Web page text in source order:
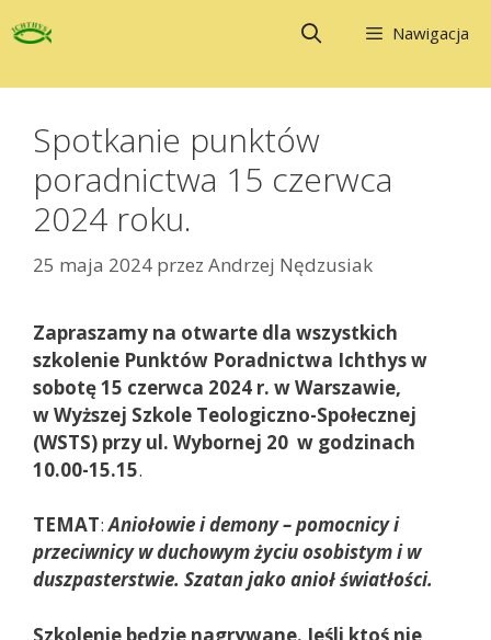
do
Nawigacja
Spotkanie punktów
poradnictwa 15 czerwca
2024 roku.
25 maja 2024 przez Andrzej Nędzusiak
Zapraszamy na otwarte dla wszystkich
szkolenie Punktów Poradnictwa Ichthys w
sobotę 15 czerwca 2024 r. w Warszawie,
wWyższej Szkole Teologiczno-Społecznej
(WSTS) przy ul. Wybornej 20 w godzinach
10.00-15.15.
TEMAT:Aniołowie i demony – pomocnicy i
przeciwnicy w duchowym życiu osobistym i w
duszpasterstwie. Szatan jako anioł światłości.
Szkolenie będzie nagrywane. Jeśli ktoś nie